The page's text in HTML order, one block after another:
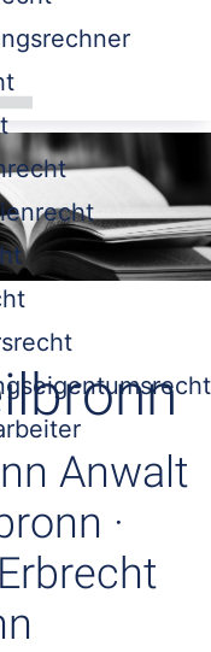
Anwalt
·